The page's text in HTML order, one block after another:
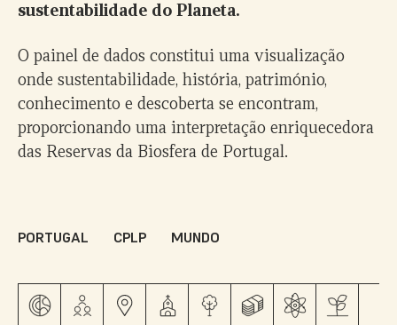
sustentabilidade do Planeta.
O painel de dados constitui uma visualização
onde sustentabilidade, história, património,
conhecimento e descoberta se encontram,
proporcionando uma interpretação enriquecedora
das Reservas da Biosfera de Portugal.
PORTUGAL CPLP MUNDO